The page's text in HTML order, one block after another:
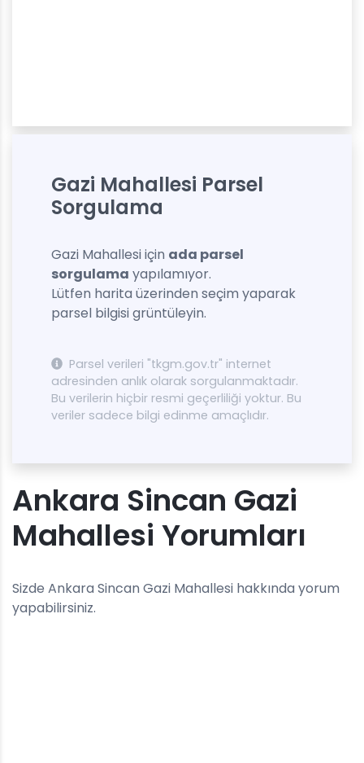
Gazi Mahallesi Parsel
Sorgulama
Gazi Mahallesi için ada parsel
sorgulama yapılamıyor.
Lütfen harita üzerinden seçim yaparak
parsel bilgisi grüntüleyin.
Parsel verileri "tkgm.gov.tr" internet
adresinden anlık olarak sorgulanmaktadır.
Bu verilerin hiçbir resmi geçerliliği yoktur. Bu
veriler sadece bilgi edinme amaçlıdır.
Ankara Sincan Gazi
Mahallesi Yorumları
Sizde Ankara Sincan Gazi Mahallesi hakkında yorum
yapabilirsiniz.